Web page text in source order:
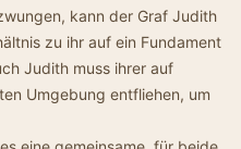
kann der Graf Judith
zu ihr auf ein Fundament
Judith muss ihrer auf
Umgebung entfliehen, um